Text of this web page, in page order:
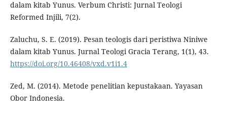
dalam kitab Yunus. Verbum Christi: Jurnal Teologi
Reformed Injili, 7(2).
Zaluchu, S. E. (2019). Pesan teologis dari peristiwa Niniwe
dalam kitab Yunus. Jurnal Teologi Gracia Terang, 1(1), 43.
https://doi.org/10.46408/vxd.v1i1.4
Zed, M. (2014). Metode penelitian kepustakaan. Yayasan
Obor Indonesia.